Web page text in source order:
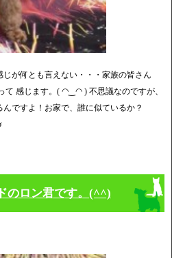
が何とも言えない・・・家族の皆さん
て 感じます。( ◠‿◠ ) 不思議なのですが、
ですよ！お家で、誰に似ているか？
のロン君です。(^^)